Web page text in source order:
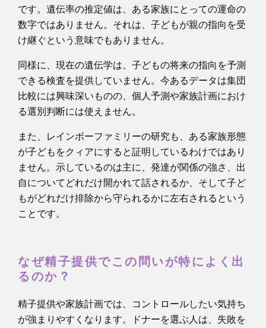
です。遺伝率の推定値は、ある家族にとっての運命の
数字ではありません。それは、子どもが親の指向を受
け継ぐという意味でもありません。
同様に、現在の遺伝学は、子どもの将来の指向を予測
できる検査を提供していません。今あるデータは集団
比較には興味深いものの、個人予測や家族計画におけ
る選別判断には使えません。
また、レインボーファミリーの研究も、ある家族形態
が子どもをクィアにすると証明しているわけではあり
ません。示しているのは主に、発達が関係の強さ、出
自についてどれだけ開かれて話されるか、そして子ど
もがどれだけ排除から守られるかに左右されるという
ことです。
なぜ精子提供でこの問いが特によく出
るのか？
精子提供や家族計画では、コントロールしたい気持ち
が強まりやすくなります。ドナーを選ぶ人は、失敗を